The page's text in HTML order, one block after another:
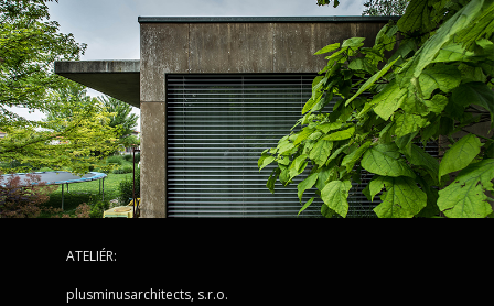
ATELIÉR:
plusminusarchitects, s.r.o.